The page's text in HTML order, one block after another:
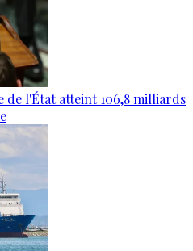
de l'État atteint 106,8 milliards